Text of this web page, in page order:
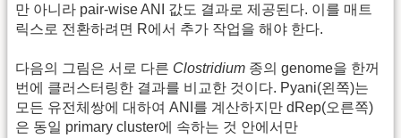
만 아니라 pair-wise ANI 값도 결과로 제공된다. 이를 매트
릭스로 전환하려면 R에서 추가 작업을 해야 한다.
다음의 그림은 서로 다른 Clostridium 종의 genome을 한꺼
번에 클러스터링한 결과를 비교한 것이다. Pyani(왼쪽)는
모든 유전체쌍에 대하여 ANI를 계산하지만 dRep(오른쪽)
은 동일 primary cluster에 속하는 것 안에서만